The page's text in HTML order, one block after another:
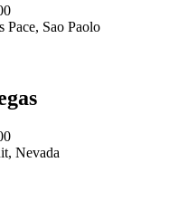
Pace, Sao Paolo
Nevada